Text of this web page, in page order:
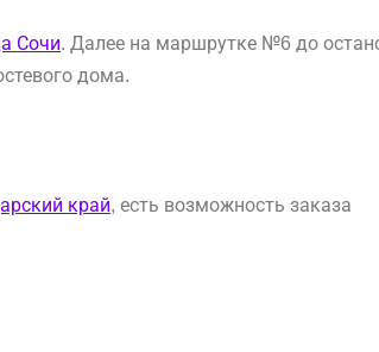
Сочи. Далее на маршрутке №6 до
дома.
край, есть возможность заказа